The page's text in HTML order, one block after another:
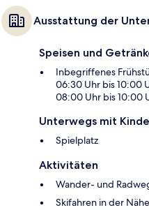
Ausstattung der
Speisen und
Inbegriffenes
06:30 Uhr bis 10:00
08:00 Uhr bis 10:00
Unterwegs mit
Spielplatz
Aktivitäten
Wander- und
Skifahren in der Nähe